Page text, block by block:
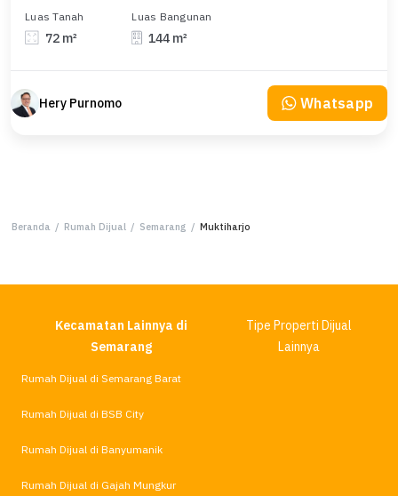
Luas Tanah
72 m²
Luas Bangunan
144 m²
Hery Purnomo Whatsapp
Beranda / Rumah Dijual / Semarang / Muktiharjo
Kecamatan Lainnya di
Semarang
Tipe Properti Dijual
Lainnya
Rumah Dijual di Semarang Barat
Rumah Dijual di BSB City
Rumah Dijual di Banyumanik
Rumah Dijual di Gajah Mungkur